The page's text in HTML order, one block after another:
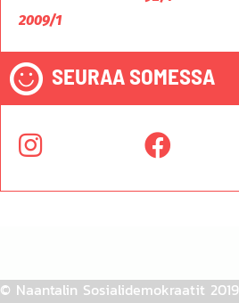
2009/1
SEURAA SOMESSA
© Naantalin Sosialidemokraatit 2019